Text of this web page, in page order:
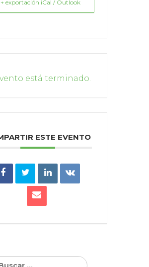
+ exportación iCal / Outlook
está terminado.
ESTE EVENTO